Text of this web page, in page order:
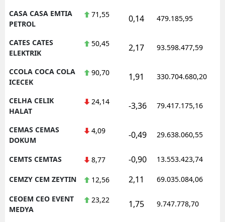
CASA CASA EMTIA
PETROL
71,55 0,14 479.185,95
CATES CATES
ELEKTRIK
50,45 2,17 93.598.477,59
CCOLA COCA COLA
ICECEK
90,70 1,91 330.704.680,20
CELHA CELIK
HALAT
24,14 -3,36 79.417.175,16
CEMAS CEMAS
DOKUM
4,09 -0,49 29.638.060,55
CEMTS CEMTAS 8,77 -0,90 13.553.423,74
CEMZY CEM ZEYTIN 12,56 2,11 69.035.084,06
CEOEM CEO EVENT
MEDYA
23,22 1,75 9.747.778,70